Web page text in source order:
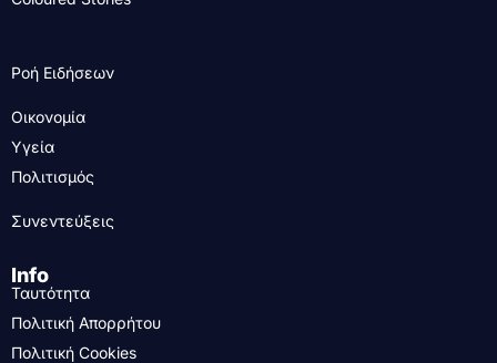
Ροή Ειδήσεων
Οικονομία
Υγεία
Πολιτισμός
Συνεντεύξεις
Info
Ταυτότητα
Πολιτική Απορρήτου
Πολιτική Cookies